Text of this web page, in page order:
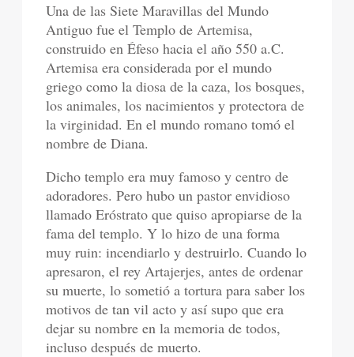
Una de las Siete Maravillas del Mundo
Antiguo fue el Templo de Artemisa,
construido en Éfeso hacia el año 550 a.C.
Artemisa era considerada por el mundo
griego como la diosa de la caza, los bosques,
los animales, los nacimientos y protectora de
la virginidad. En el mundo romano tomó el
nombre de Diana.
Dicho templo era muy famoso y centro de
adoradores. Pero hubo un pastor envidioso
llamado Eróstrato que quiso apropiarse de la
fama del templo. Y lo hizo de una forma
muy ruin: incendiarlo y destruirlo. Cuando lo
apresaron, el rey Artajerjes, antes de ordenar
su muerte, lo sometió a tortura para saber los
motivos de tan vil acto y así supo que era
dejar su nombre en la memoria de todos,
incluso después de muerto.